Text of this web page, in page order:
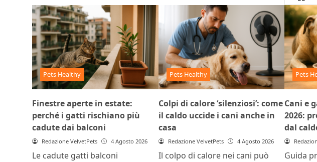
Pets Healthy
Finestre aperte in estate:
perché i gatti rischiano più
cadute dai balconi
Redazione VelvetPets 4 Agosto 2026
Le cadute gatti balconi
Pets Healthy
Colpi di calore ‘silenziosi’: come
il caldo uccide i cani anche in
casa
Redazione VelvetPets 4 Agosto 2026
Il colpo di calore nei cani può
Pets
Cani e
2026:
dal
Guida